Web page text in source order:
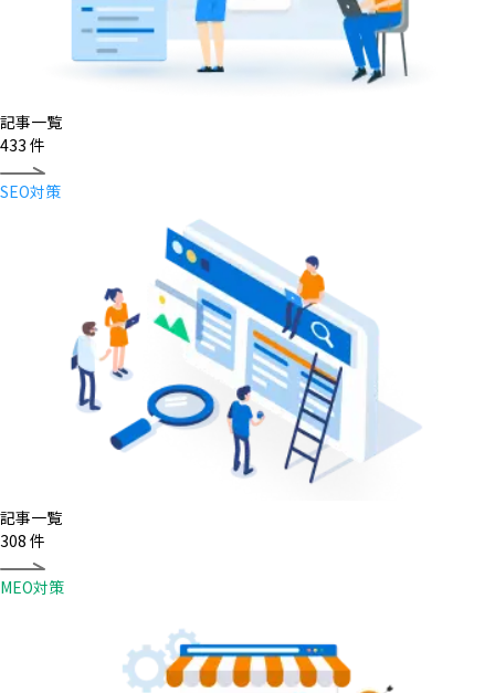
記事一覧
433 件
SEO対策
記事一覧
308 件
MEO対策